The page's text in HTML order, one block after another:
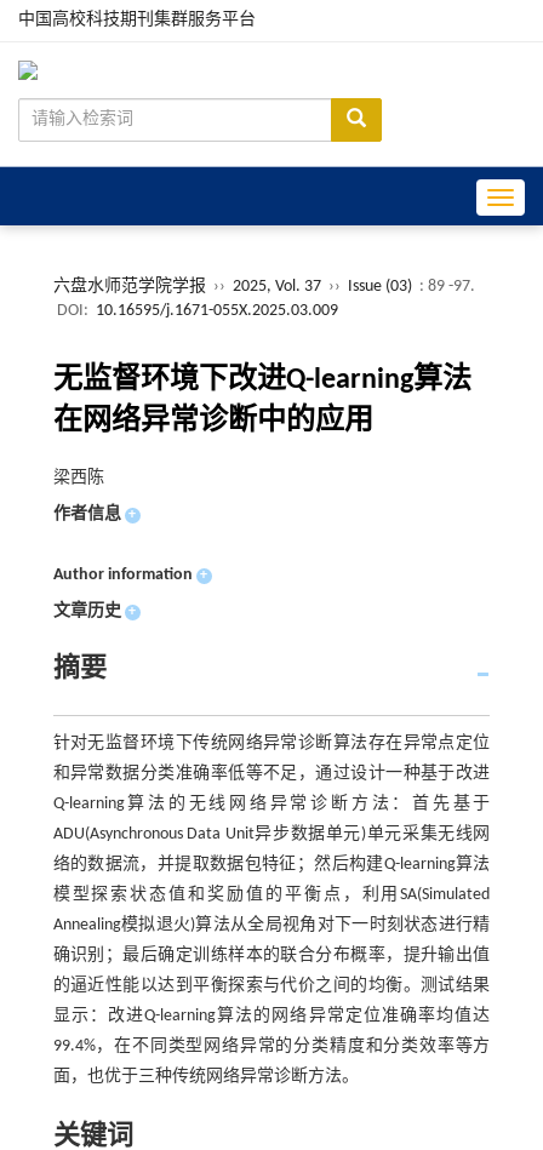
中国高校科技期刊集群服务平台
六盘水师范学院学报 ›› 2025, Vol. 37 ›› Issue (03) : 89 -97.
DOI: 10.16595/j.1671-055X.2025.03.009
无监督环境下改进Q-learning算法
在网络异常诊断中的应用
梁西陈
作者信息 +
Author information +
文章历史 +
摘要
针对无监督环境下传统网络异常诊断算法存在异常点定位
和异常数据分类准确率低等不足，通过设计一种基于改进
Q-learning算法的无线网络异常诊断方法：首先基于
ADU(Asynchronous Data Unit异步数据单元)单元采集无线网
络的数据流，并提取数据包特征；然后构建Q-learning算法
模型探索状态值和奖励值的平衡点，利用SA(Simulated
Annealing模拟退火)算法从全局视角对下一时刻状态进行精
确识别；最后确定训练样本的联合分布概率，提升输出值
的逼近性能以达到平衡探索与代价之间的均衡。测试结果
显示：改进Q-learning算法的网络异常定位准确率均值达
99.4%，在不同类型网络异常的分类精度和分类效率等方
面，也优于三种传统网络异常诊断方法。
关键词